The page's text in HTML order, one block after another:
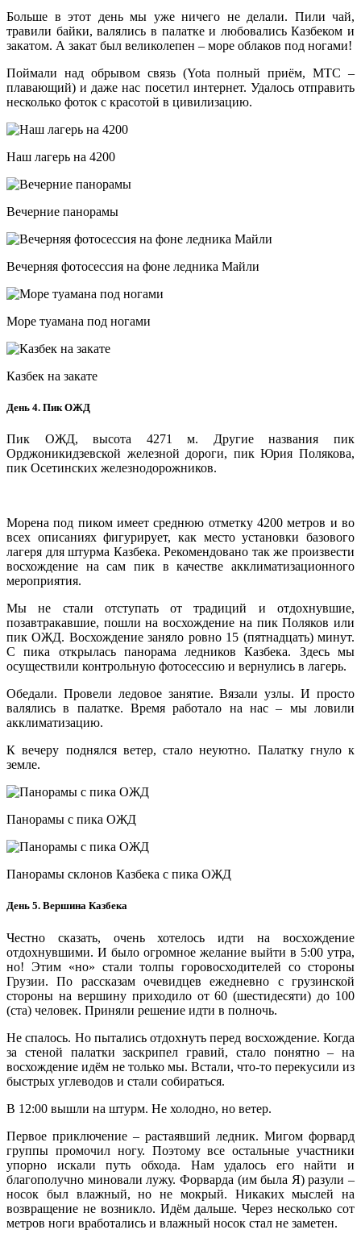
Больше в этот день мы уже ничего не делали. Пили чай,
травили байки, валялись в палатке и любовались Казбеком и
закатом. А закат был великолепен – море облаков под ногами!
Поймали над обрывом связь (Yota полный приём, MTC –
плавающий) и даже нас посетил интернет. Удалось отправить
несколько фоток с красотой в цивилизацию.
Наш лагерь на 4200
Вечерние панорамы
Вечерняя фотосессия на фоне ледника Майли
Море туамана под ногами
Казбек на закате
День 4. Пик ОЖД
Пик ОЖД, высота 4271 м. Другие названия пик
Орджоникидзевской железной дороги, пик Юрия Полякова,
пик Осетинских железнодорожников.
Морена под пиком имеет среднюю отметку 4200 метров и во
всех описаниях фигурирует, как место установки базового
лагеря для штурма Казбека. Рекомендовано так же произвести
восхождение на сам пик в качестве акклиматизационного
мероприятия.
Мы не стали отступать от традиций и отдохнувшие,
позавтракавшие, пошли на восхождение на пик Поляков или
пик ОЖД. Восхождение заняло ровно 15 (пятнадцать) минут.
С пика открылась панорама ледников Казбека. Здесь мы
осуществили контрольную фотосессию и вернулись в лагерь.
Обедали. Провели ледовое занятие. Вязали узлы. И просто
валялись в палатке. Время работало на нас – мы ловили
акклиматизацию.
К вечеру поднялся ветер, стало неуютно. Палатку гнуло к
земле.
Панорамы с пика ОЖД
Панорамы склонов Казбека с пика ОЖД
День 5. Вершина Казбека
Честно сказать, очень хотелось идти на восхождение
отдохнувшими. И было огромное желание выйти в 5:00 утра,
но! Этим «но» стали толпы горовосходителей со стороны
Грузии. По рассказам очевидцев ежедневно с грузинской
стороны на вершину приходило от 60 (шестидесяти) до 100
(ста) человек. Приняли решение идти в полночь.
Не спалось. Но пытались отдохнуть перед восхождение. Когда
за стеной палатки заскрипел гравий, стало понятно – на
восхождение идём не только мы. Встали, что-то перекусили из
быстрых углеводов и стали собираться.
В 12:00 вышли на штурм. Не холодно, но ветер.
Первое приключение – растаявший ледник. Мигом форвард
группы промочил ногу. Поэтому все остальные участники
упорно искали путь обхода. Нам удалось его найти и
благополучно миновали лужу. Форварда (им была Я) разули –
носок был влажный, но не мокрый. Никаких мыслей на
возвращение не возникло. Идём дальше. Через несколько сот
метров ноги вработались и влажный носок стал не заметен.